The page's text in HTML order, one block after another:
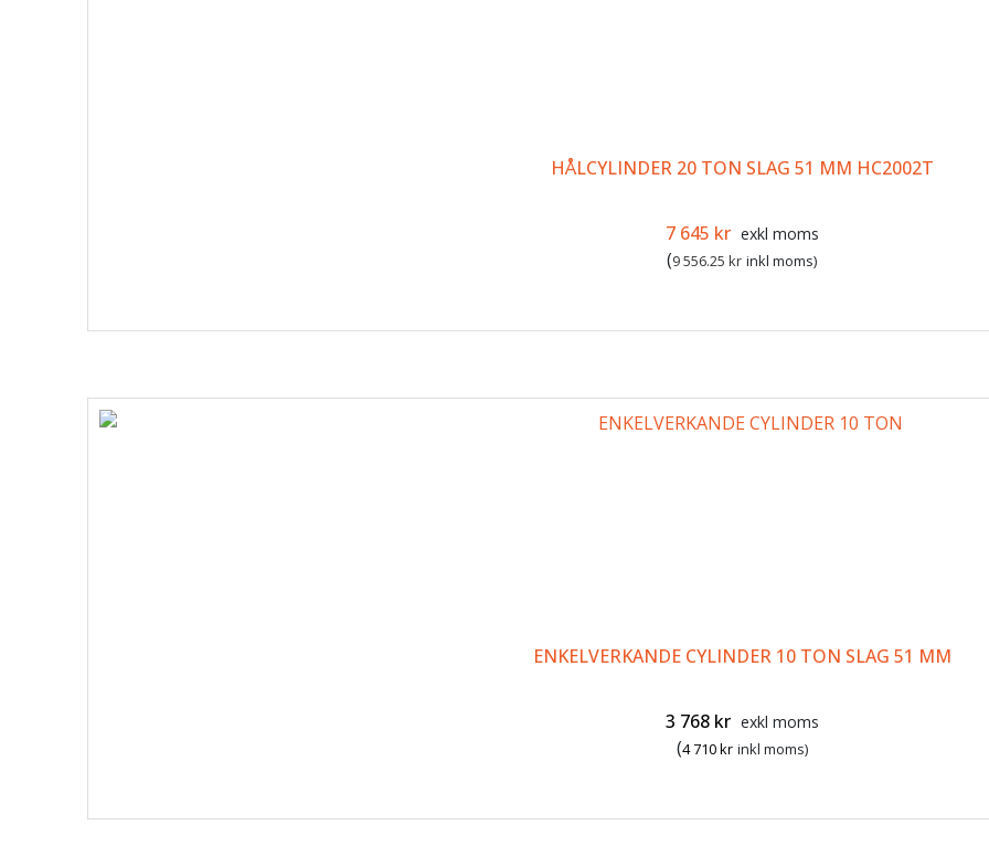
HÅLCYLINDER 20 TON SLAG 51 MM HC2002T
Det ursprungliga priset var: 9 394 kr.
7 645 krDet nuvarande priset är: 7 645
exkl moms
(9 556.25 kr inkl moms)
ENKELVERKANDE CYLINDER 10 TON SLAG 51 MM
3 768 kr exkl moms
(4 710kr inkl moms)